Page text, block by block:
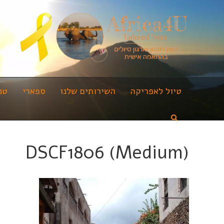
טיול לאפריקה השירותים שלנו ספארי
DSCF1806 (Medium)